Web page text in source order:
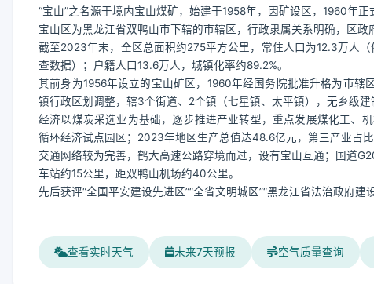
“宝山”之名源于境内宝山煤矿，始建于1958年，因矿设区，1960年
宝山区为黑龙江省双鸭山市下辖的市辖区，行政隶属关系明确，区政
截至2023年末，全区总面积约275平方公里，常住人口为12.3万人
查数据）；户籍人口13.6万人，城镇化率约89.2%。
其前身为1956年设立的宝山矿区，1960年经国务院批准升格为市
镇行政区划调整，辖3个街道、2个镇（七星镇、太平镇），无乡级建
经济以煤炭采选业为基础，逐步推进产业转型，重点发展煤化工、
循环经济试点园区；2023年地区生产总值达48.6亿元，第三产业占比
交通网络较为完善，鹤大高速公路穿境而过，设有宝山互通；国道
车站约15公里，距双鸭山机场约40公里。
先后获评“全国平安建设先进区”“全省文明城区”“黑龙江省法治政府
查看实时天气 未来7天预报 空气质量查询